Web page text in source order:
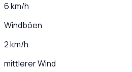
6 km/h
Windböen
2 km/h
mittlerer Wind